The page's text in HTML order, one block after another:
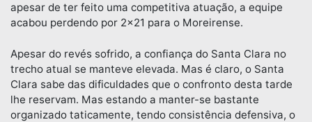
apesar de ter feito uma competitiva atuação, a equipe
acabou perdendo por 2×21 para o Moreirense.
Apesar do revés sofrido, a confiança do Santa Clara no
trecho atual se manteve elevada. Mas é claro, o Santa
Clara sabe das dificuldades que o confronto desta tarde
lhe reservam. Mas estando a manter-se bastante
organizado taticamente, tendo consistência defensiva, o